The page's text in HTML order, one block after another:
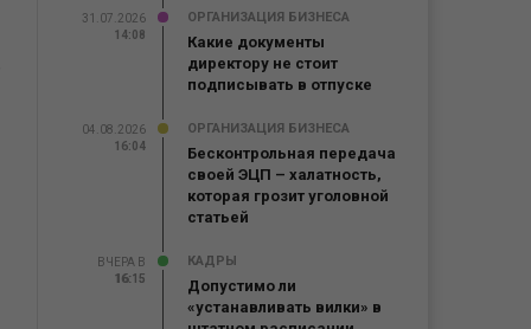
31.07.2026
14:08
ОРГАНИЗАЦИЯ БИЗНЕСА
Какие документы
директору не стоит
подписывать в отпуске
04.08.2026
16:04
ОРГАНИЗАЦИЯ БИЗНЕСА
Бесконтрольная передача
своей ЭЦП – халатность,
которая грозит уголовной
статьей
ВЧЕРА В
16:15
16:15
КАДРЫ
Допустимо ли
«устанавливать вилки» в